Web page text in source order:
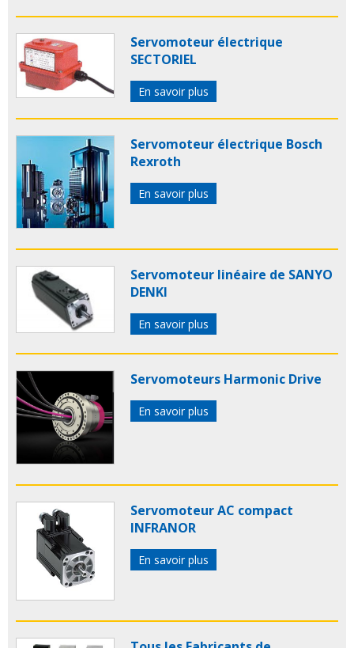
Servomoteur électrique
SECTORIEL
En savoir plus
Servomoteur électrique Bosch
Rexroth
En savoir plus
Servomoteur linéaire de SANYO
DENKI
En savoir plus
Servomoteurs Harmonic Drive
En savoir plus
Servomoteur AC compact
INFRANOR
En savoir plus